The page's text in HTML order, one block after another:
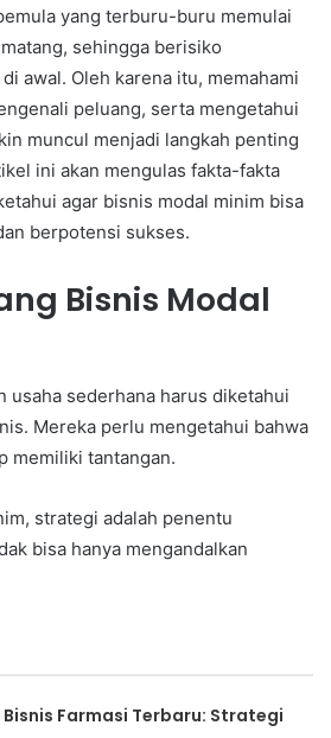
yang terburu-buru memulai
sehingga berisiko
awal. Oleh karena itu, memahami
peluang, serta mengetahui
muncul menjadi langkah penting
ini akan mengulas fakta-fakta
agar bisnis modal minim bisa
berpotensi sukses.
Bisnis Modal
usaha sederhana harus diketahui
Mereka perlu mengetahui bahwa
memiliki tantangan.
strategi adalah penentu
bisa hanya mengandalkan
Farmasi Terbaru: Strategi